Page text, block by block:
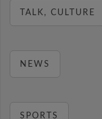
TALK, CULTURE
NEWS
SPORTS